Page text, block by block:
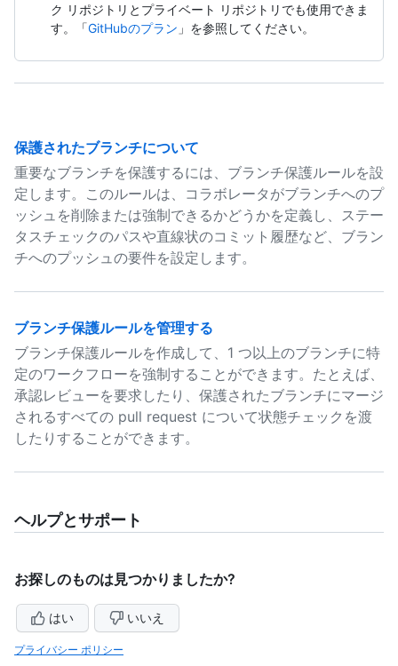
ク リポジトリとプライベート リポジトリでも使用できま
す。「GitHubのプラン 」を参照してください。
保護されたブランチについて
重要なブランチを保護するには、ブランチ保護ルールを設
定します。このルールは、コラボレータがブランチへのプ
ッシュを削除または強制できるかどうかを定義し、ステー
タスチェックのパスや直線状のコミット履歴など、ブラン
チへのプッシュの要件を設定します。
ブランチ保護ルールを管理する
ブランチ保護ルールを作成して、1 つ以上のブランチに特
定のワークフローを強制することができます。たとえば、
承認レビューを要求したり、保護されたブランチにマージ
されるすべての pull request について状態チェックを渡
したりすることができます。
ヘルプとサポート
お探しのものは見つかりましたか?
はい いいえ
プライバシー ポリシー